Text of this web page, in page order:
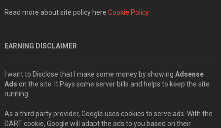
Read more about site policy here Cookie Policy
EARNING DISCLAIMER
I want to Disclose that I make some money by showing Adsense
Ads on the site. It Pays some server bills and helps to keep the site
running.
As a third party provider, Google uses cookies to serve ads. With the
DART cookie, Google will adapt the ads to you based on their